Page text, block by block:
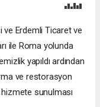
ve Erdemli Ticaret ve
ile Roma yolunda
yapıldı ardından
ve restorasyon
hizmete sunulması